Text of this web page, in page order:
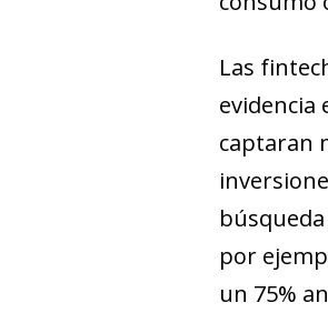
Las
evidencia
captaran
por
un 75%